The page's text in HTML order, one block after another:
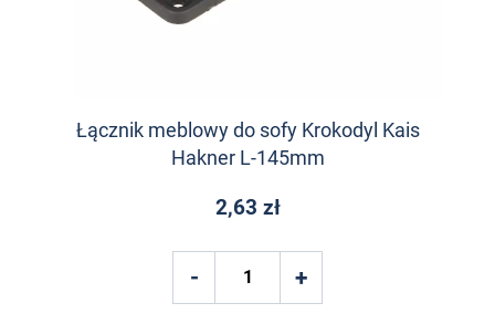
Łącznik meblowy do sofy Krokodyl Kais
Hakner L-145mm
2,63 zł